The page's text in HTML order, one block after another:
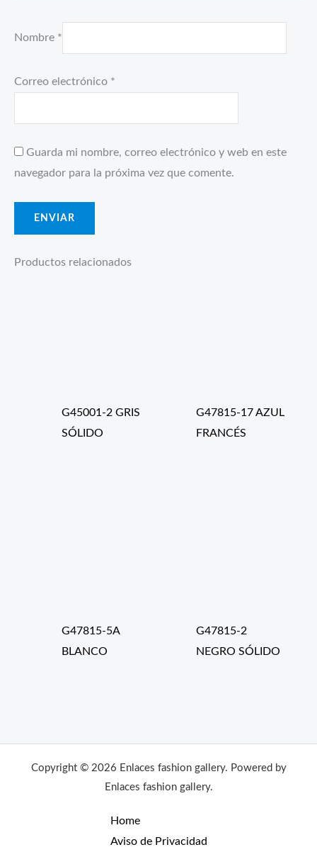
Nombre *
Correo electrónico *
Guarda mi nombre, correo electrónico y web en este
navegador para la próxima vez que comente.
Productos relacionados
G45001-2 GRIS
SÓLIDO
G47815-17 AZUL
FRANCÉS
G47815-5A
BLANCO
G47815-2
NEGRO SÓLIDO
Copyright © 2026 Enlaces fashion gallery. Powered by
Enlaces fashion gallery.
Home
Aviso de Privacidad